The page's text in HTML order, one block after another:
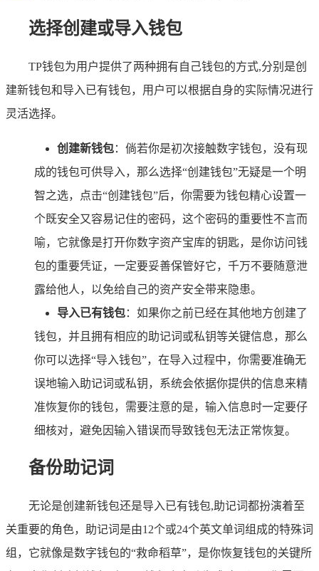
选择创建或导入钱包
TP钱包为用户提供了两种拥有自己钱包的方式,分别是创
建新钱包和导入已有钱包，用户可以根据自身的实际情况进行
灵活选择。
创建新钱包：倘若你是初次接触数字钱包，没有现
成的钱包可供导入，那么选择“创建钱包”无疑是一个明
智之选，点击“创建钱包”后，你需要为钱包精心设置一
个既安全又容易记住的密码，这个密码的重要性不言而
喻，它就像是打开你数字资产宝库的钥匙，是你访问钱
包的重要凭证，一定要妥善保管好它，千万不要随意泄
露给他人，以免给自己的资产安全带来隐患。
导入已有钱包：如果你之前已经在其他地方创建了
钱包，并且拥有相应的助记词或私钥等关键信息，那么
你可以选择“导入钱包”，在导入过程中，你需要准确无
误地输入助记词或私钥，系统会依据你提供的信息来精
准恢复你的钱包，需要注意的是，输入信息时一定要仔
细核对，避免因输入错误而导致钱包无法正常恢复。
备份助记词
无论是创建新钱包还是导入已有钱包,助记词都扮演着至
关重要的角色，助记词是由12个或24个英文单词组成的特殊词
组，它就像是数字钱包的“救命稻草”，是你恢复钱包的关键所